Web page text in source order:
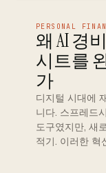
PERSONAL
왜 AI 경
시트를
가
디지털 시대에
니다. 스프레드
도구였지만, 새
적기. 이러한 혁